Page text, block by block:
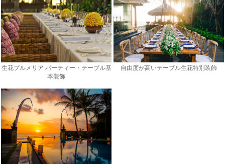
生花プルメリア パーティー・テーブル基
本装飾
自由度が高いテーブル生花特別装飾